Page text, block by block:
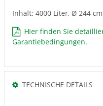
Inhalt: 4000 Liter, Ø 244
Hier finden Sie
Garantiebedingungen.
TECHNISCHE DETAILS